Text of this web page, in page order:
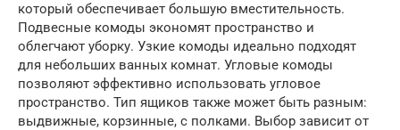
который обеспечивает большую вместительность.
Подвесные комоды экономят пространство и
облегчают уборку. Узкие комоды идеально подходят
для небольших ванных комнат. Угловые комоды
позволяют эффективно использовать угловое
пространство. Тип ящиков также может быть разным:
выдвижные, корзинные, с полками. Выбор зависит от